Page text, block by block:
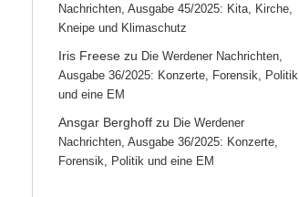
Nachrichten, Ausgabe 45/2025: Kita, Kirche,
Kneipe und Klimaschutz
Iris Freese zu Die Werdener Nachrichten,
Ausgabe 36/2025: Konzerte, Forensik, Politik
und eine EM
Ansgar Berghoff zu Die Werdener
Nachrichten, Ausgabe 36/2025: Konzerte,
Forensik, Politik und eine EM